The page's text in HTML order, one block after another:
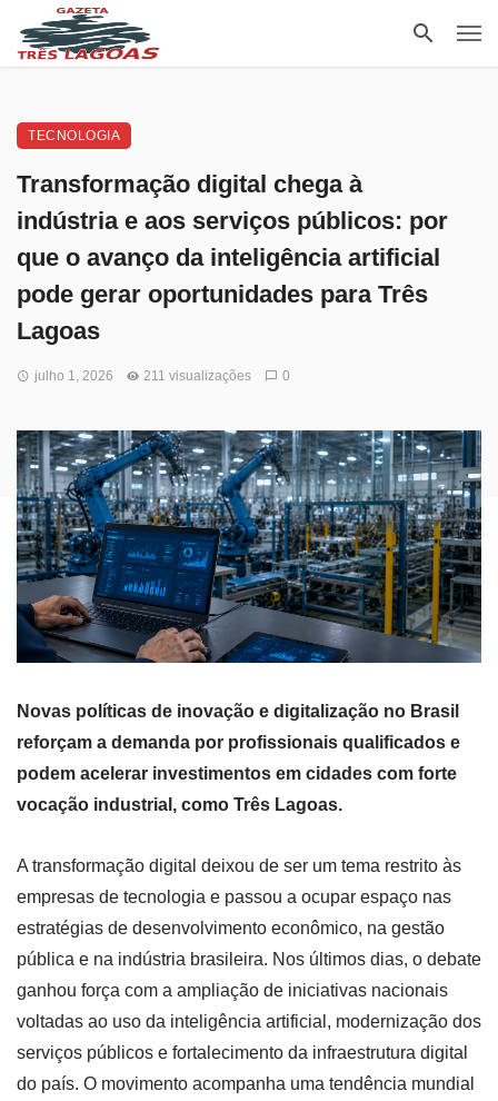
TECNOLOGIA
Transformação digital chega à
indústria e aos serviços públicos: por
que o avanço da inteligência artificial
pode gerar oportunidades para Três
Lagoas
julho 1, 2026 211 visualizações 0
Novas políticas de inovação e digitalização no Brasil
reforçam a demanda por profissionais qualificados e
podem acelerar investimentos em cidades com forte
vocação industrial, como Três Lagoas.
A transformação digital deixou de ser um tema restrito às
empresas de tecnologia e passou a ocupar espaço nas
estratégias de desenvolvimento econômico, na gestão
pública e na indústria brasileira. Nos últimos dias, o debate
ganhou força com a ampliação de iniciativas nacionais
voltadas ao uso da inteligência artificial, modernização dos
serviços públicos e fortalecimento da infraestrutura digital
do país. O movimento acompanha uma tendência mundial